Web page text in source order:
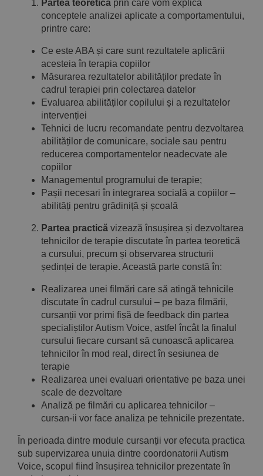
Partea teoretică prin care vom explica
conceptele analizei aplicate a comportamentului,
printre care:
Ce este ABA și care sunt rezultatele aplicării
acesteia în terapia copiilor
Măsurarea rezultatelor abilităților predate în
cadrul terapiei prin colectarea datelor
Evaluarea abilităților copilului și a rezultatelor
intervenției
Tehnici de lucru recomandate pentru dezvoltarea
abilităților de comunicare, sociale sau pentru
reducerea comportamentelor neadecvate ale
copiilor
Managementul programului de terapie;
Pașii necesari în integrarea socială a copiilor –
abilități pentru grădiniță și școală
Partea practică vizează însușirea și dezvoltarea
tehnicilor de terapie discutate în partea teoretică
a cursului, precum și observarea structurii
ședinței de terapie. Această parte constă în:
Realizarea unei filmări care să atingă tehnicile
discutate în cadrul cursului – pe baza filmării,
cursanții vor primi fișă de feedback din partea
specialiștilor Autism Voice, astfel încât la finalul
cursului fiecare cursant să cunoască aplicarea
tehnicilor în mod real, direct în sesiunea de
terapie
Realizarea unei evaluari orientative pe baza unei
scale de dezvoltare
Analiză pe filmări cu aplicarea tehnicilor –
cursan‑ii vor face analiza pe tehnicile prezentate.
În perioada dintre module cursanții vor efecuta practica
sub supervizarea unuia dintre coordonatorii Autism
Voice, scopul fiind însușirea tehnicilor prezentate în